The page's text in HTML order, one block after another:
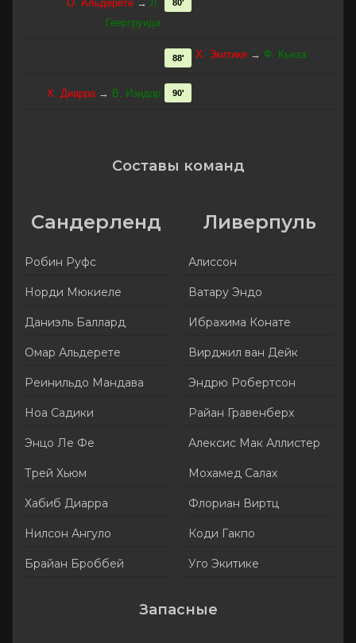
О. Альдерете → Л.
Геертруида
80'
Х. Экитике → Ф. Кьеза
88'
Х. Диарра→ В. Изидор 90'
Составы команд
Сандерленд
Робин Руфс
Норди Мюкиеле
Даниэль Баллард
Омар Альдерете
Реинильдо Мандава
Ноа Садики
Энцо Ле Фе
Трей Хьюм
Хабиб Диарра
Нилсон Ангуло
Брайан Броббей
Ливерпуль
Алиссон
Ватару Эндо
Ибрахима Конате
Вирджил ван Дейк
Эндрю Робертсон
Райан Гравенберх
Алексис Мак Аллистер
Мохамед Салах
Флориан Виртц
Коди Гакпо
Уго Экитике
Запасные